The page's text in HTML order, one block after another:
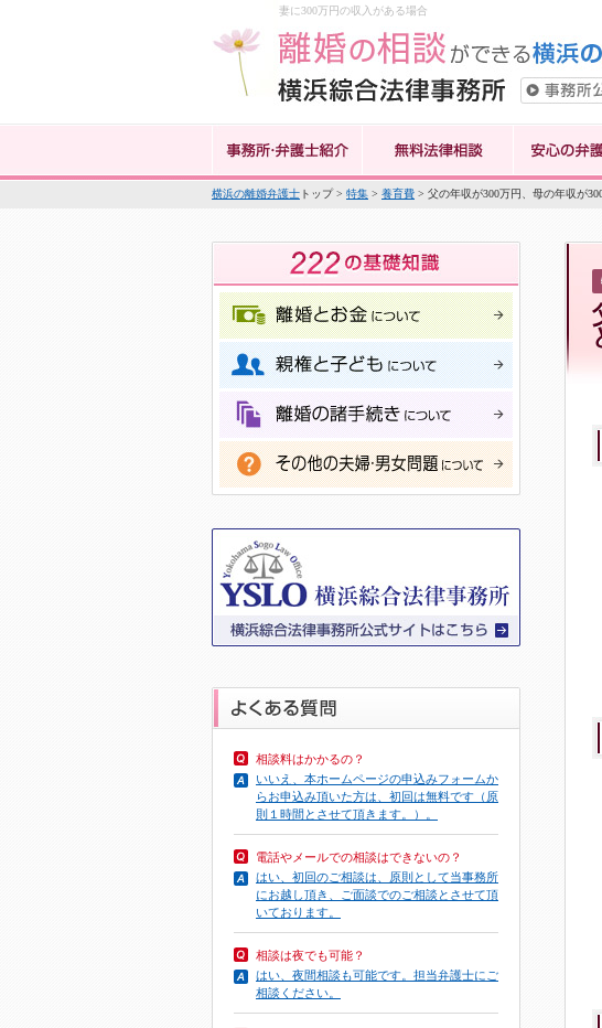
妻に300万円の収入がある場合
横浜の離婚弁護士 トップ > 特集 > 養育費 > 父の年収が300万円、母の年収が
相談料はかかるの？
いいえ、本ホームページの申込みフォームか
らお申込み頂いた方は、初回は無料です（原
則１時間とさせて頂きます。）。
電話やメールでの相談はできないの？
はい、初回のご相談は、原則として当事務所
にお越し頂き、ご面談でのご相談とさせて頂
いております。
相談は夜でも可能？
はい、夜間相談も可能です。担当弁護士にご
相談ください。